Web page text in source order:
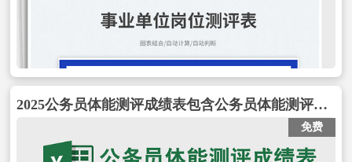
2025公务员体能测评成绩表包含公务员体能测评成绩表
免费